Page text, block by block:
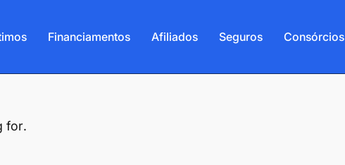
Financiamentos Afiliados Seguros Consórcios
for.